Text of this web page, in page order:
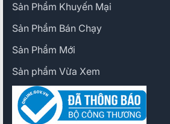
Sản Phẩm Khuyến Mại
Sản Phẩm Bán Chạy
Sản Phẩm Mới
Sản phẩm Vừa Xem